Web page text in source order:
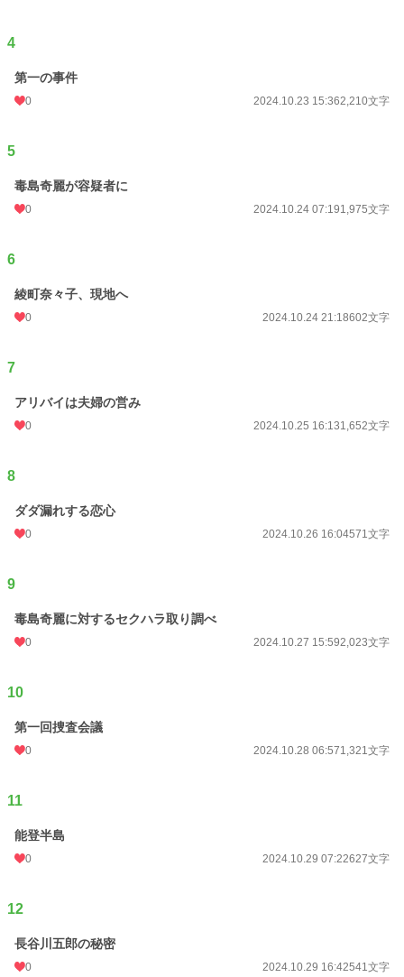
4
第一の事件
0 2024.10.23 15:362,210文字
5
毒島奇麗が容疑者に
0 2024.10.24 07:191,975文字
6
綾町奈々子、現地へ
0 2024.10.24 21:18602文字
7
アリバイは夫婦の営み
0 2024.10.25 16:131,652文字
8
ダダ漏れする恋心
0 2024.10.26 16:04571文字
9
毒島奇麗に対するセクハラ取り調べ
0 2024.10.27 15:592,023文字
10
第一回捜査会議
0 2024.10.28 06:571,321文字
11
能登半島
0 2024.10.29 07:22627文字
12
長谷川五郎の秘密
0 2024.10.29 16:42541文字